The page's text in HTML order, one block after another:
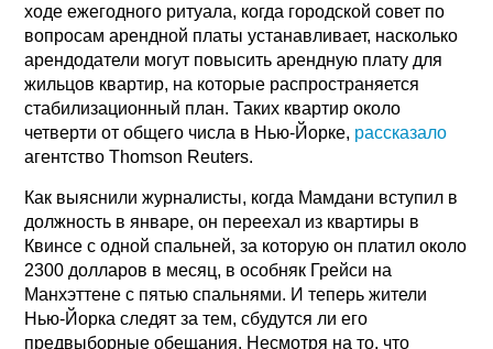
ходе ежегодного ритуала, когда городской совет по
вопросам арендной платы устанавливает, насколько
арендодатели могут повысить арендную плату для
жильцов квартир, на которые распространяется
стабилизационный план. Таких квартир около
четверти от общего числа в Нью-Йорке, рассказало
агентство Thomson Reuters.
Как выяснили журналисты, когда Мамдани вступил в
должность в январе, он переехал из квартиры в
Квинсе с одной спальней, за которую он платил около
2300 долларов в месяц, в особняк Грейси на
Манхэттене с пятью спальнями. И теперь жители
Нью-Йорка следят за тем, сбудутся ли его
предвыборные обещания. Несмотря на то, что